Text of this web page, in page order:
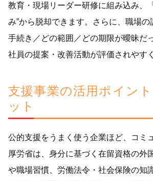
教育・現場リーダー研修に組み込み、
み”から脱却できます。さらに、職場
手続き／どの範囲／どの期限が曖昧だ
社員の提案・改善活動が評価されやす
支援事業の活用ポイン
ット
公的支援をうまく使う企業ほど、コミ
厚労省は、身分に基づく在留資格の外
や職場習慣、労働法令・社会保険の知